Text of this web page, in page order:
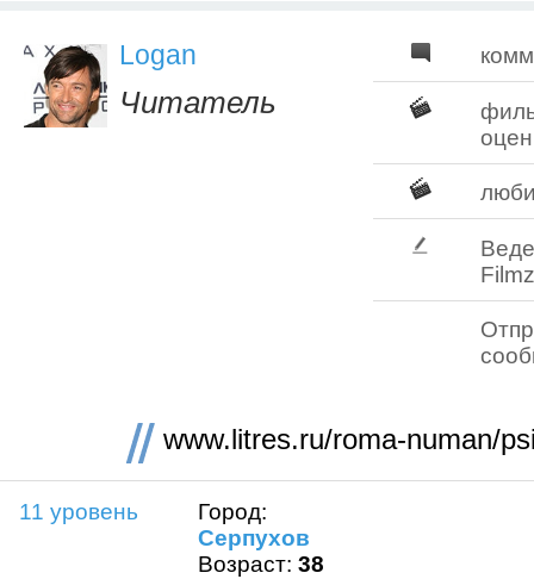
Logan
Читатель
www.litres.ru/roma-numan/
11 уровень
Город:
Серпухов
Возраст: 38